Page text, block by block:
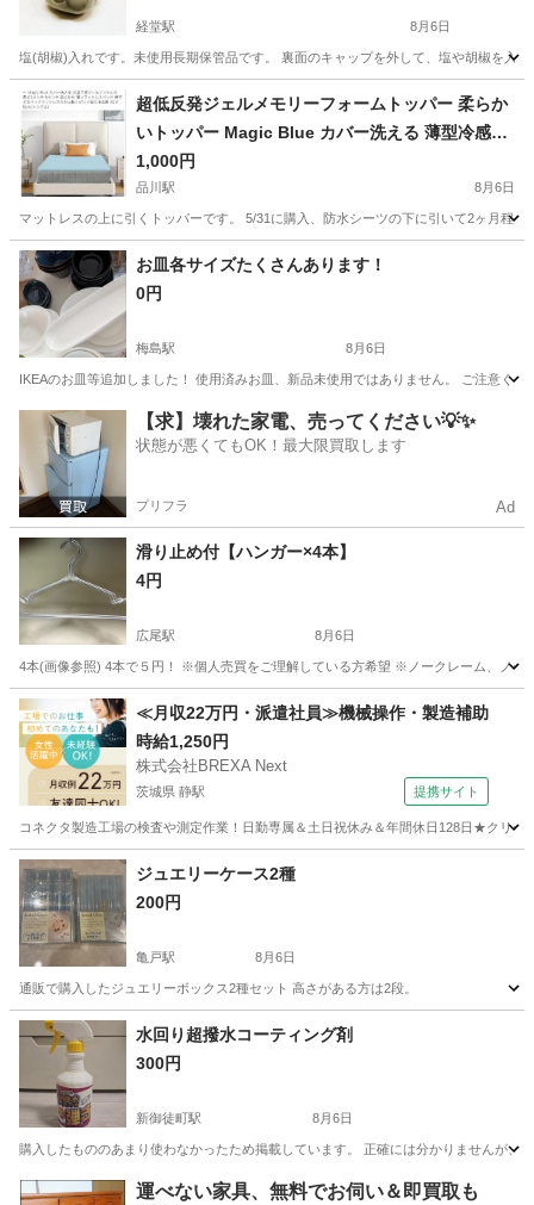
経堂駅 8月6日
塩(胡椒)入れです。未使用長期保管品です。 裏面のキャップを外して、塩や胡椒を入
東京 世田谷区 経堂駅 調理器具
超低反発ジェルメモリーフォームトッパー 柔らか
いトッパー Magic Blue カバー洗える 薄型冷感ジ
ェルマットレス 厚さ3センチ 5センチ 柔らかめ 薄
いマットレスパッド 硬すぎるベッドマットレスの
上に敷くだけで寝心地改善
1,000円
品川駅 8月6日
マットレスの上に引くトッパーです。 5/31に購入、防水シーツの下に引いて2ヶ月程
東京 港区 品川駅 その他
お皿各サイズたくさんあります！
0円
梅島駅 8月6日
IKEAのお皿等追加しました！ 使用済みお皿、新品未使用ではありません。 ご注意く
東京 足立区 梅島駅 食器
【求】壊れた家電、売ってください💡✨
状態が悪くてもOK！最大限買取します
プリフラ Ad
滑り止め付【ハンガー×4本】
4円
広尾駅 8月6日
4本(画像参照) 4本で５円！ ※個人売買をご理解している方希望 ※ノークレーム、ノ
東京 港区 広尾駅 洗濯用品 画像
≪月収22万円・派遣社員≫機械操作・製造補助
時給1,250円
株式会社BREXA Next
茨城県 静駅 提携サイト
コネクタ製造工場の検査や測定作業！日勤専属＆土日祝休み＆年間休日128日★クリ
茨城 常陸大宮市 静駅
ジュエリーケース2種
200円
亀戸駅 8月6日
通販で購入したジュエリーボックス2種セット 高さがある方は2段。
東京 江東区 亀戸駅 その他 ジュエリーボックス
水回り超撥水コーティング剤
300円
新御徒町駅 8月6日
購入したもののあまり使わなかったため掲載しています。 正確には分かりませんが、
東京 台東区 新御徒町駅 掃除用具
運べない家具、無料でお伺い＆即買取も